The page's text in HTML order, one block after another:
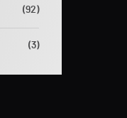
(92)
(3)